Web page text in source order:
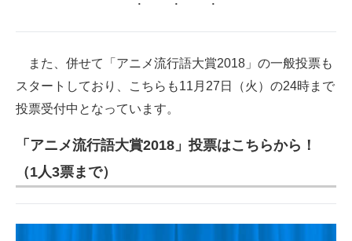
また、併せて「アニメ流行語大賞2018」の一般投票も
スタートしており、こちらも11月27日（火）の24時まで
投票受付中となっています。
「アニメ流行語大賞2018」投票はこちらから！
（1人3票まで）